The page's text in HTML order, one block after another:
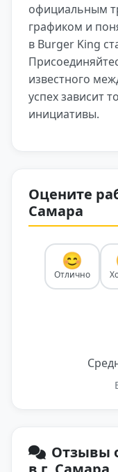
официальным
графиком и
в Burger King
известного
успех зависит
инициативы.
Оцените
Самара
😊
Отлично
Отзывы